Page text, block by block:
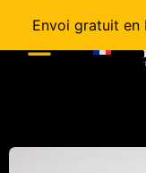
Envoi gratuit en